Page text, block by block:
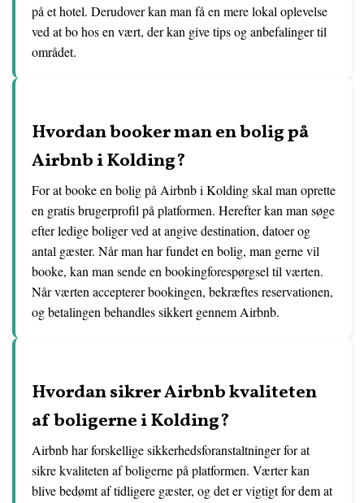
på et hotel. Derudover kan man få en mere lokal oplevelse
ved at bo hos en vært, der kan give tips og anbefalinger til
området.
Hvordan booker man en bolig på
Airbnb i Kolding?
For at booke en bolig på Airbnb i Kolding skal man oprette
en gratis brugerprofil på platformen. Herefter kan man søge
efter ledige boliger ved at angive destination, datoer og
antal gæster. Når man har fundet en bolig, man gerne vil
booke, kan man sende en bookingforespørgsel til værten.
Når værten accepterer bookingen, bekræftes reservationen,
og betalingen behandles sikkert gennem Airbnb.
Hvordan sikrer Airbnb kvaliteten
af boligerne i Kolding?
Airbnb har forskellige sikkerhedsforanstaltninger for at
sikre kvaliteten af boligerne på platformen. Værter kan
blive bedømt af tidligere gæster, og det er vigtigt for dem at